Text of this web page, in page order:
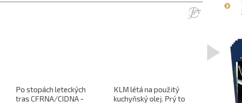
Po stopách leteckých
tras CFRNA/CIDNA -
KLM létá na použitý
kuchyňský olej. Prý to
L-610
>